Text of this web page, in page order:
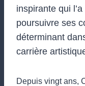
inspirante qui
poursuivre ses
déterminant
carrière
Depuis vingt ans,